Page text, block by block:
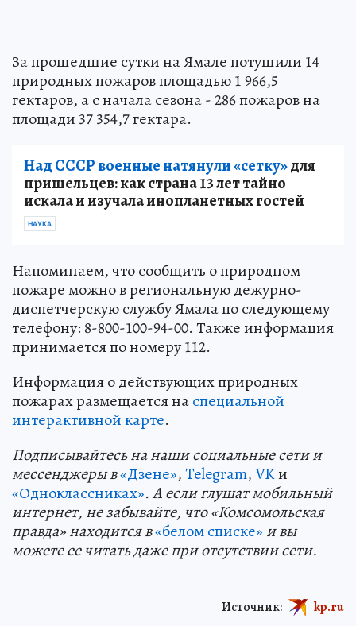
За прошедшие сутки на Ямале потушили 14
природных пожаров площадью 1 966,5
гектаров, а с начала сезона - 286 пожаров на
площади 37 354,7 гектара.
Над СССР военные натянули «сетку»для
пришельцев: как страна 13 лет тайно
искала и изучала инопланетных гостей
НАУКА
Напоминаем, что сообщить о природном
пожаре можно в региональную дежурно-
диспетчерскую службу Ямала по следующему
телефону: 8-800-100-94-00. Также информация
принимается по номеру 112.
Информация о действующих природных
пожарах размещается наспециальной
интерактивной карте.
Подписывайтесь на наши социальные сети и
мессенджеры в«Дзене»,Telegram,VKи
«Одноклассниках». А если глушат мобильный
интернет, не забывайте, что «Комсомольская
правда» находится в«белом списке» и вы
можете ее читать даже при отсутствии сети.
Источник: kp.ru